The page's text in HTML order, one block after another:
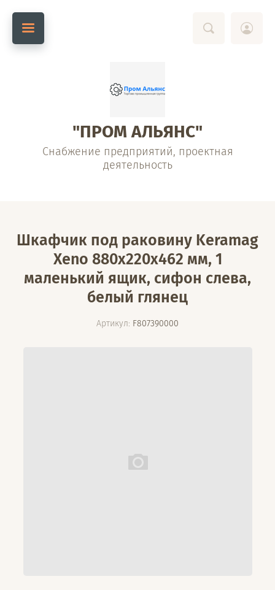
"ПРОМ АЛЬЯНС"
Снабжение предприятий, проектная
деятельность
Шкафчик под раковину Keramag
Xeno 880х220х462 мм, 1
маленький ящик, сифон слева,
белый глянец
Артикул: F807390000